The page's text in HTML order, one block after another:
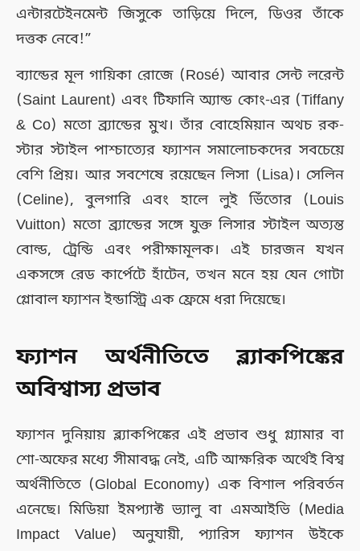
এন্টারটেইনমেন্ট জিসুকে তাড়িয়ে দিলে, ডিওর তাঁকে
দত্তক নেবে!”
ব্যান্ডের মূল গায়িকা রোজে (Rosé) আবার সেন্ট লরেন্ট
(Saint Laurent) এবং টিফানি অ্যান্ড কোং-এর (Tiffany
& Co) মতো ব্র্যান্ডের মুখ। তাঁর বোহেমিয়ান অথচ রক-
স্টার স্টাইল পাশ্চাত্যের ফ্যাশন সমালোচকদের সবচেয়ে
বেশি প্রিয়। আর সবশেষে রয়েছেন লিসা (Lisa)। সেলিন
(Celine), বুলগারি এবং হালে লুই ভিঁতোর (Louis
Vuitton) মতো ব্র্যান্ডের সঙ্গে যুক্ত লিসার স্টাইল অত্যন্ত
বোল্ড, ট্রেন্ডি এবং পরীক্ষামূলক। এই চারজন যখন
একসঙ্গে রেড কার্পেটে হাঁটেন, তখন মনে হয় যেন গোটা
গ্লোবাল ফ্যাশন ইন্ডাস্ট্রি এক ফ্রেমে ধরা দিয়েছে।
ফ্যাশন অর্থনীতিতে ব্ল্যাকপিঙ্কের
অবিশ্বাস্য প্রভাব
ফ্যাশন দুনিয়ায় ব্ল্যাকপিঙ্কের এই প্রভাব শুধু গ্ল্যামার বা
শো-অফের মধ্যে সীমাবদ্ধ নেই, এটি আক্ষরিক অর্থেই বিশ্ব
অর্থনীতিতে (Global Economy) এক বিশাল পরিবর্তন
এনেছে। মিডিয়া ইমপ্যাক্ট ভ্যালু বা এমআইভি (Media
Impact Value) অনুযায়ী, প্যারিস ফ্যাশন উইকে